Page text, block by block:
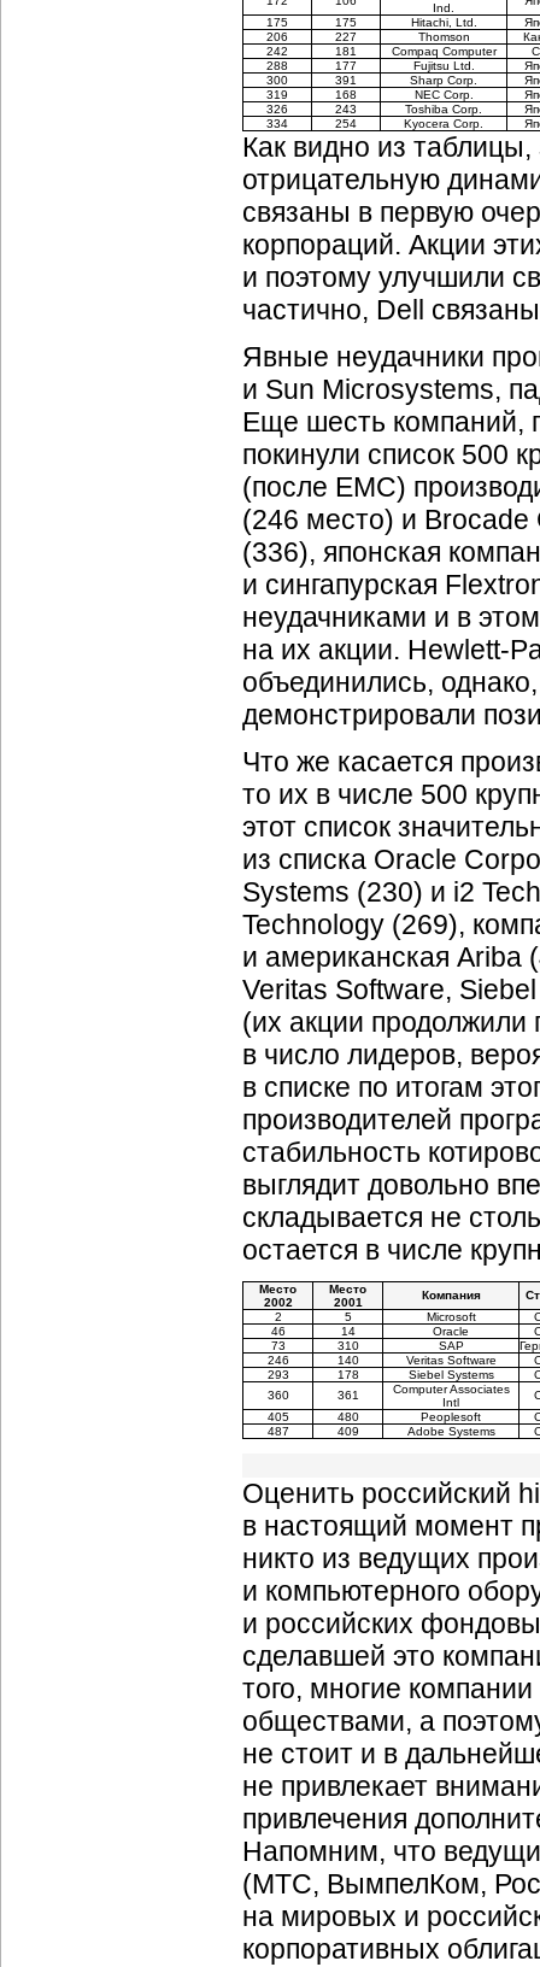
Ind.
175
175 Hitachi, Ltd.
206
227 Thomson
242
181 Compaq Computer
288
177 Fujitsu Ltd.
300
391 Sharp Corp.
319
168 NEC Corp.
326
243 Toshiba Corp.
334
254 Kyocera Corp.
Как видно из
отрицательную
связаны в первую
корпораций. Акции
и поэтому улучшили
частично, Dell
Явные неудачники
и Sun Microsystems,
Еще шесть компаний,
покинули список 500
(после EMC)
(246 место) и Brocade
(336), японская
и сингапурская
неудачниками и в
на их акции. Hewlett-
объединились,
демонстрировали
Что же касается
то их в числе 500
этот список
из списка Oracle
Systems (230) и i2
Technology (269),
и американская Ariba
Veritas Software,
(их акции продолжили
в число лидеров,
в списке по итогам
производителей
стабильность
выглядит довольно
складывается не
остается в числе
Место
2002
Место
2001
Компания
2
5 Microsoft
46
14 Oracle
73
310 SAP
246
140 Veritas Software
293
178 Siebel Systems
360
361
Computer Associates
Intl
405
480 Peoplesoft
487
409 Adobe Systems
Оценить российский
в настоящий момент
никто из ведущих
и компьютерного
и российских
сделавшей это
того, многие
обществами, а
не стоит и в
не привлекает
привлечения
Напомним, что
(МТС, ВымпелКом,
на мировых и
корпоративных